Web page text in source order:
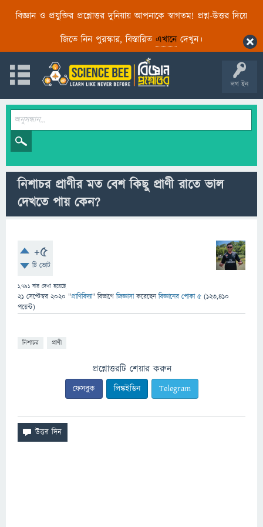
বিজ্ঞান ও প্রযুক্তির প্রশ্নোত্তর দুনিয়ায় আপনাকে স্বাগতম! প্রশ্ন-উত্তর দিয়ে
জিতে নিন পুরস্কার, বিস্তারিত এখানেদেখুন।
লগ ইন
নিশাচর প্রাণীর মত বেশ কিছু প্রাণী রাতে ভাল
দেখতে পায় কেন?
+5
টি ভোট
1,791 বার দেখা হয়েছে
21 সেপ্টেম্বর 2020 "প্রাণিবিদ্যা" বিভাগে জিজ্ঞাসাকরেছেনবিজ্ঞানের পোকা ৫ (123,410
পয়েন্ট)
নিশাচর প্রাণী
প্রশ্নোত্তরটি শেয়ার করুন
ফেসবুক লিঙ্কইডিন Telegram